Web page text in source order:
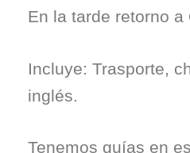
En la tarde retorno a
Incluye: Trasporte,
inglés.
Tenemos guías en